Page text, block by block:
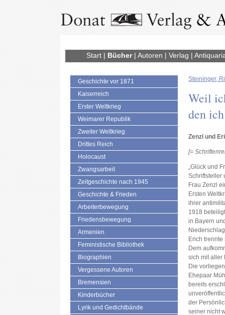
Start| Bücher| Autoren | Verlag |
Geschichte vor 1871
Kaiserreich
Erster Weltkrieg
Weimarer Republik
Zweiter Weltkrieg
Drittes Reich
Holocaust
Zwangsarbeit
Zeitgeschichte nach 1945
Geschichte & Frieden
Arbeiterbewegung
Friedensbewegung
Armenien
Feministische Bibliothek
Biographien
Vergessene Autoren
Bremensien
Kinderbücher
Lyrik und Gedichtbände
Steininger,
Weil
den
Zenzl und
[=
„Glück und
Schriftsteller
Frau Zenzl
Ersten
ihrer
1918
in Bayern
Erich
Dem
sich mit aller
Die
Ehepaar
bereits
der
seiner nicht